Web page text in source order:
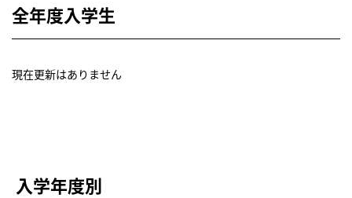
全年度入学生
現在更新はありません
入学年度別